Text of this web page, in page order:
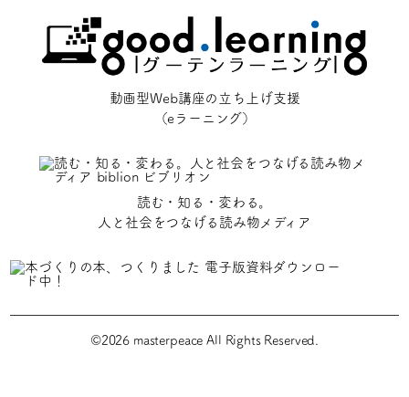
動画型Web講座の立ち上げ支援
（eラーニング）
読む・知る・変わる。
人と社会をつなげる読み物メディア
©2026 masterpeace All Rights Reserved.